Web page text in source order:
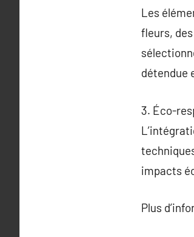
Les
fleurs,
détendue
3. Éco-
impacts
Plus